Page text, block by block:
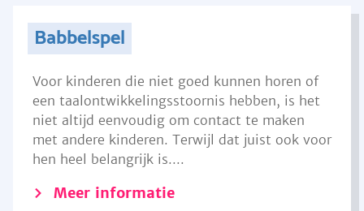
Babbelspel
Voor kinderen die niet goed kunnen horen of
een taalontwikkelingsstoornis hebben, is het
niet altijd eenvoudig om contact te maken
met andere kinderen. Terwijl dat juist ook voor
hen heel belangrijk is....
Meer informatie